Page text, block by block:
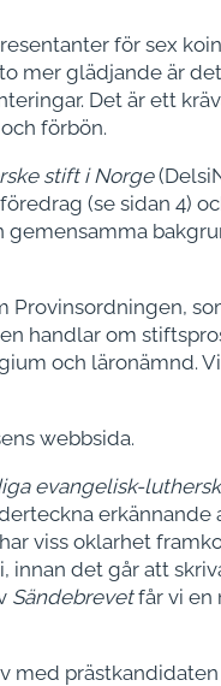
för sex
mer glädjande är
Det är ett
förbön.
stift i Norge
(se sidan 4)
gemensamma
Provinsordningen,
handlar om
och läronämnd.
webbsida.
evangelisk-
erkännande
viss oklarhet
innan det går att
Sändebrevetfår vi en
med prästkandidaten